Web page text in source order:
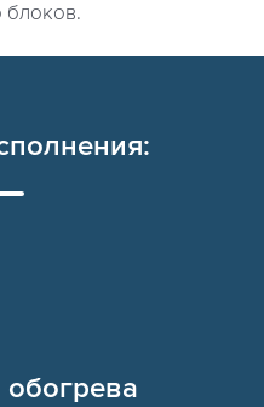
блоков.
обогрева